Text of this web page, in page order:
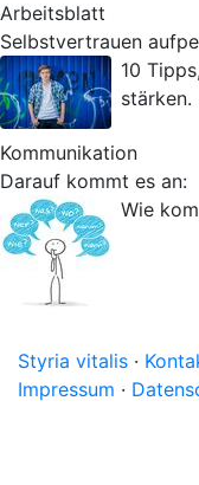
Arbeitsblatt
Selbstvertrauen
10
stärken.
Kommunikation
Darauf kommt es an:
Wie
Styria vitalis ·
Impressum ·